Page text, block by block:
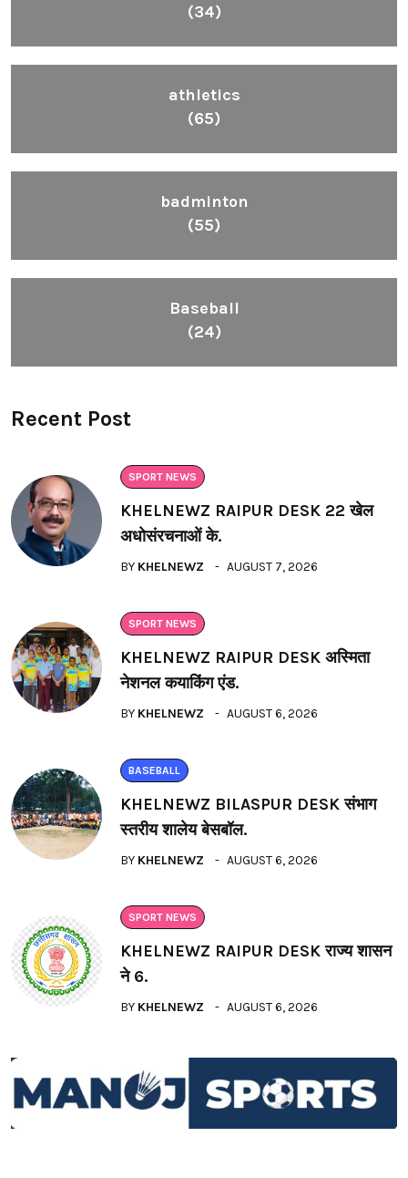
(34)
athletics
(65)
badminton
(55)
Baseball
(24)
Recent Post
SPORT NEWS
KHELNEWZ RAIPUR DESK 22 खेल
अधोसंरचनाओं के.
BY KHELNEWZ AUGUST 7, 2026
SPORT NEWS
KHELNEWZ RAIPUR DESK अस्मिता
नेशनल कयाकिंग एंड.
BY KHELNEWZ AUGUST 6, 2026
BASEBALL
KHELNEWZ BILASPUR DESK संभाग
स्तरीय शालेय बेसबॉल.
BY KHELNEWZ AUGUST 6, 2026
SPORT NEWS
KHELNEWZ RAIPUR DESK राज्य शासन
ने 6.
BY KHELNEWZ AUGUST 6, 2026